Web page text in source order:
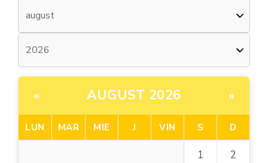
« AUGUST 2026 »
LUN MAR MIE J VIN S D
1 2